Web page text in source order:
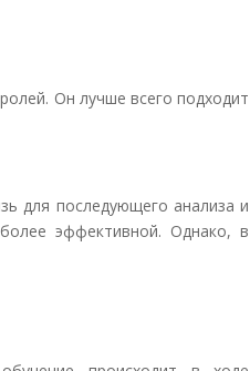
Он лучше всего подходит
для последующего анализа и
эффективной. Однако, в